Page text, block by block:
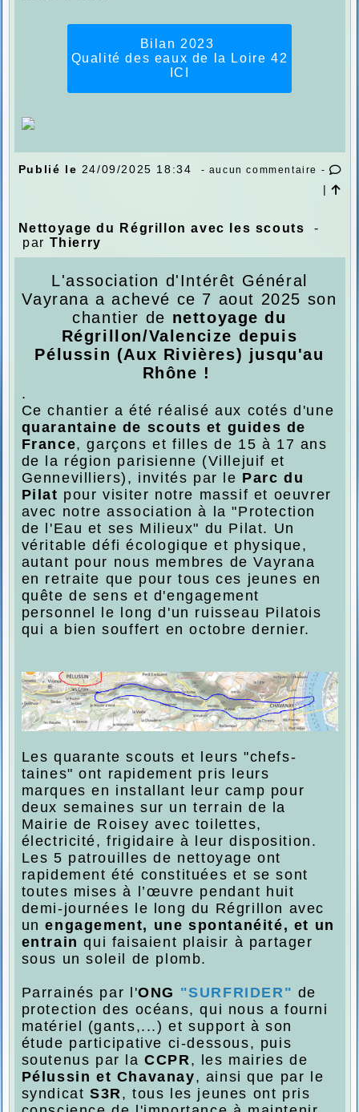
Bilan 2023
Qualité des eaux de la Loire 42
ICI
Publié le 24/09/2025 18:34 - aucun commentaire -
|
Nettoyage du Régrillon avec les scouts
-
par Thierry
L'association d'Intérêt Général
Vayrana a achevé ce 7 aout 2025 son
chantier de nettoyage du
Régrillon/Valencize depuis
Pélussin (Aux Rivières) jusqu'au
Rhône !
.
Ce chantier a été réalisé aux cotés d'une
quarantaine de scouts et guides de
France, garçons et filles de 15 à 17 ans
de la région parisienne (Villejuif et
Gennevilliers), invités par le Parc du
Pilat pour visiter notre massif et oeuvrer
avec notre association à la "Protection
de l'Eau et ses Milieux" du Pilat. Un
véritable défi écologique et physique,
autant pour nous membres de Vayrana
en retraite que pour tous ces jeunes en
quête de sens et d'engagement
personnel le long d'un ruisseau Pilatois
qui a bien souffert en octobre dernier.
Les quarante scouts et leurs "chefs-
taines" ont rapidement pris leurs
marques en installant leur camp pour
deux semaines sur un terrain de la
Mairie de Roisey avec toilettes,
électricité, frigidaire à leur disposition.
Les 5 patrouilles de nettoyage ont
rapidement été constituées et se sont
toutes mises à l’œuvre pendant huit
demi-journées le long du Régrillon avec
unengagement, une spontanéité, et un
entrain qui faisaient plaisir à partager
sous un soleil de plomb.
Parrainés par l'ONG "SURFRIDER" de
protection des océans, qui nous a fourni
matériel (gants,...) et support à son
étude participative ci-dessous, puis
soutenus par laCCPR, les mairies de
Pélussin et Chavanay, ainsi que par le
syndicat S3R, tous les jeunes ont pris